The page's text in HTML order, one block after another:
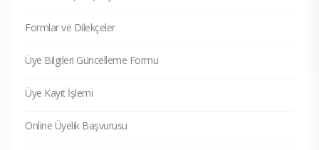
Formlar ve Dilekçeler
Üye Bilgileri Güncelleme Formu
Üye Kayıt İşlemi
Online Üyelik Başvurusu